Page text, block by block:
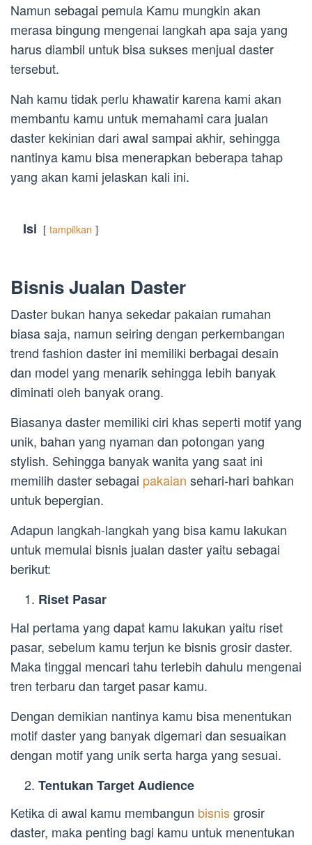
Namun sebagai pemula Kamu mungkin akan
merasa bingung mengenai langkah apa saja yang
harus diambil untuk bisa sukses menjual daster
tersebut.
Nah kamu tidak perlu khawatir karena kami akan
membantu kamu untuk memahami cara jualan
daster kekinian dari awal sampai akhir, sehingga
nantinya kamu bisa menerapkan beberapa tahap
yang akan kami jelaskan kali ini.
Isi tampilkan
Bisnis Jualan Daster
Daster bukan hanya sekedar pakaian rumahan
biasa saja, namun seiring dengan perkembangan
trend fashion daster ini memiliki berbagai desain
dan model yang menarik sehingga lebih banyak
diminati oleh banyak orang.
Biasanya daster memiliki ciri khas seperti motif yang
unik, bahan yang nyaman dan potongan yang
stylish. Sehingga banyak wanita yang saat ini
memilih daster sebagai pakaian sehari-hari bahkan
untuk bepergian.
Adapun langkah-langkah yang bisa kamu lakukan
untuk memulai bisnis jualan daster yaitu sebagai
berikut:
Riset Pasar
Hal pertama yang dapat kamu lakukan yaitu riset
pasar, sebelum kamu terjun ke bisnis grosir daster.
Maka tinggal mencari tahu terlebih dahulu mengenai
tren terbaru dan target pasar kamu.
Dengan demikian nantinya kamu bisa menentukan
motif daster yang banyak digemari dan sesuaikan
dengan motif yang unik serta harga yang sesuai.
Tentukan Target Audience
Ketika di awal kamu membangun bisnisgrosir
daster, maka penting bagi kamu untuk menentukan